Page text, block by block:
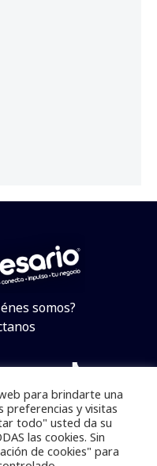
somos?
YouTube
TikTok
derechos reservados.
para brindarte una
preferencias y visitas
todo" usted da su
las cookies. Sin
de cookies" para